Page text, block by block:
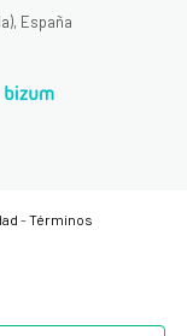
España
-Términos